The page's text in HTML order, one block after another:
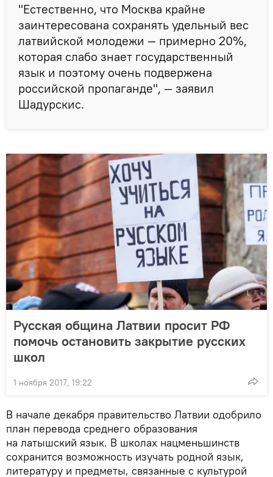
"Естественно, что Москва крайне
заинтересована сохранять удельный вес
латвийской молодежи — примерно 20%,
которая слабо знает государственный
язык и поэтому очень подвержена
российской пропаганде", — заявил
Шадурскис.
Русская община Латвии просит РФ
помочь остановить закрытие русских
школ
1 ноября 2017, 19:22
В начале декабря правительство Латвии одобрило
план перевода среднего образования
на латышский язык. В школах нацменьшинств
сохранится возможность изучать родной язык,
литературу и предметы, связанные с культурой